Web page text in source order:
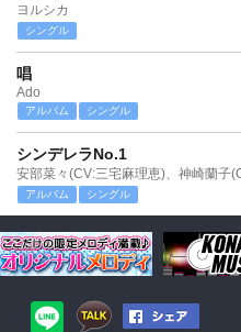
ヨルシカ
シングル
唱
Ado
アルバム シングル
シンデレラNo.1
アルバム シングル